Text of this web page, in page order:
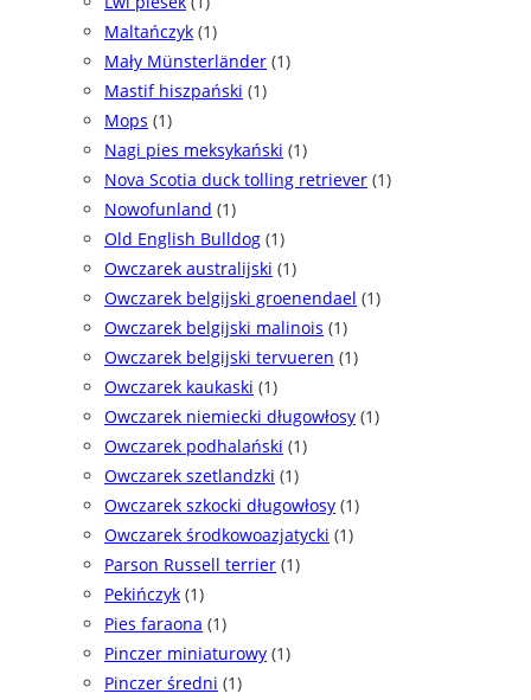
Maltańczyk (1)
Mały Münsterländer (1)
Mastif hiszpański (1)
Mops (1)
Nagi pies meksykański (1)
Nova Scotia duck tolling retriever (1)
Nowofunland (1)
Old English Bulldog (1)
Owczarek australijski (1)
Owczarek belgijski groenendael (1)
Owczarek belgijski malinois (1)
Owczarek belgijski tervueren (1)
Owczarek kaukaski (1)
Owczarek niemiecki długowłosy (1)
Owczarek podhalański (1)
Owczarek szetlandzki (1)
Owczarek szkocki długowłosy (1)
Owczarek środkowoazjatycki (1)
Parson Russell terrier (1)
Pekińczyk (1)
Pies faraona (1)
Pinczer miniaturowy (1)
Pinczer średni (1)